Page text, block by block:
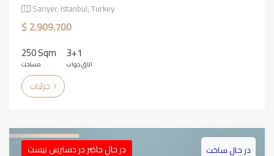
Sariyer, Istanbul, Turkey
$ 2.909.700
250 Sqm
مساحت
3+1
اتاق خواب
در حال حاضر در دسترس نیست در حال ساخت